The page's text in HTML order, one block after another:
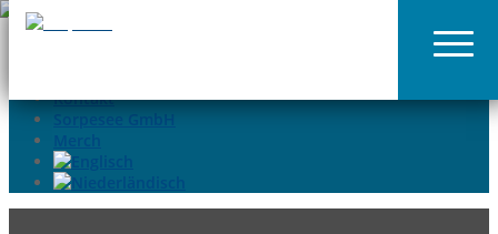
02935-9699015
Kontakt
Sorpesee GmbH
Merch